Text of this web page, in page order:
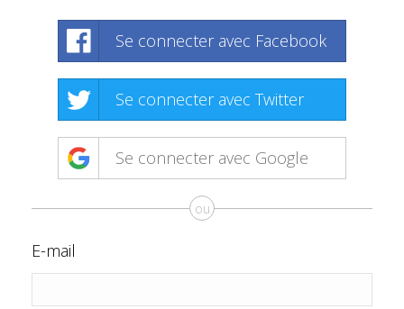
Se connecter avec Facebook
Se connecter avec Twitter
Se connecter avec Google
ou
E-mail